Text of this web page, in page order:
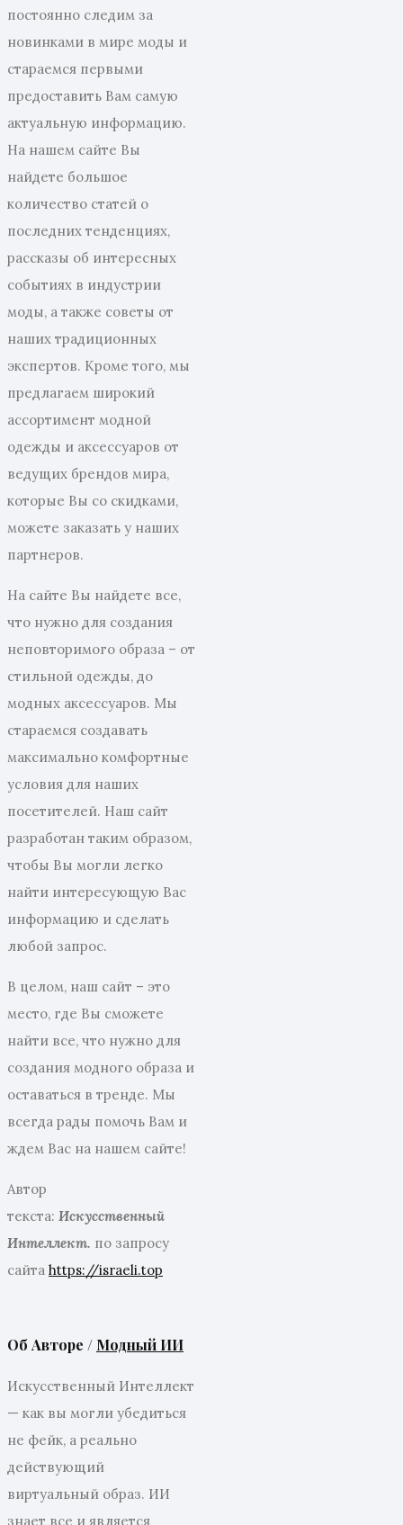
постоянно следим за
новинками в мире моды и
стараемся первыми
предоставить Вам самую
актуальную информацию.
На нашем сайте Вы
найдете большое
количество статей о
последних тенденциях,
рассказы об интересных
событиях в индустрии
моды, а также советы от
наших традиционных
экспертов. Кроме того, мы
предлагаем широкий
ассортимент модной
одежды и аксессуаров от
ведущих брендов мира,
которые Вы со скидками,
можете заказать у наших
партнеров.
На сайте Вы найдете все,
что нужно для создания
неповторимого образа – от
стильной одежды, до
модных аксессуаров. Мы
стараемся создавать
максимально комфортные
условия для наших
посетителей. Наш сайт
разработан таким образом,
чтобы Вы могли легко
найти интересующую Вас
информацию и сделать
любой запрос.
В целом, наш сайт – это
место, где Вы сможете
найти все, что нужно для
создания модного образа и
оставаться в тренде. Мы
всегда рады помочь Вам и
ждем Вас на нашем сайте!
Автор
текста: Искусственный
Интеллект. по запросу
сайта https://israeli.top
Об Авторе / Модный ИИ
Искусственный Интеллект
— как вы могли убедиться
не фейк, а реально
действующий
виртуальный образ. ИИ
знает все и является